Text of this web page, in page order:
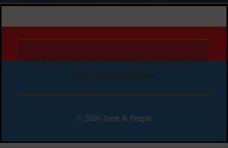
Copie d'article autorisée en affichant le lien
vers l'article d'origine
© 2026 Terre & Peuple